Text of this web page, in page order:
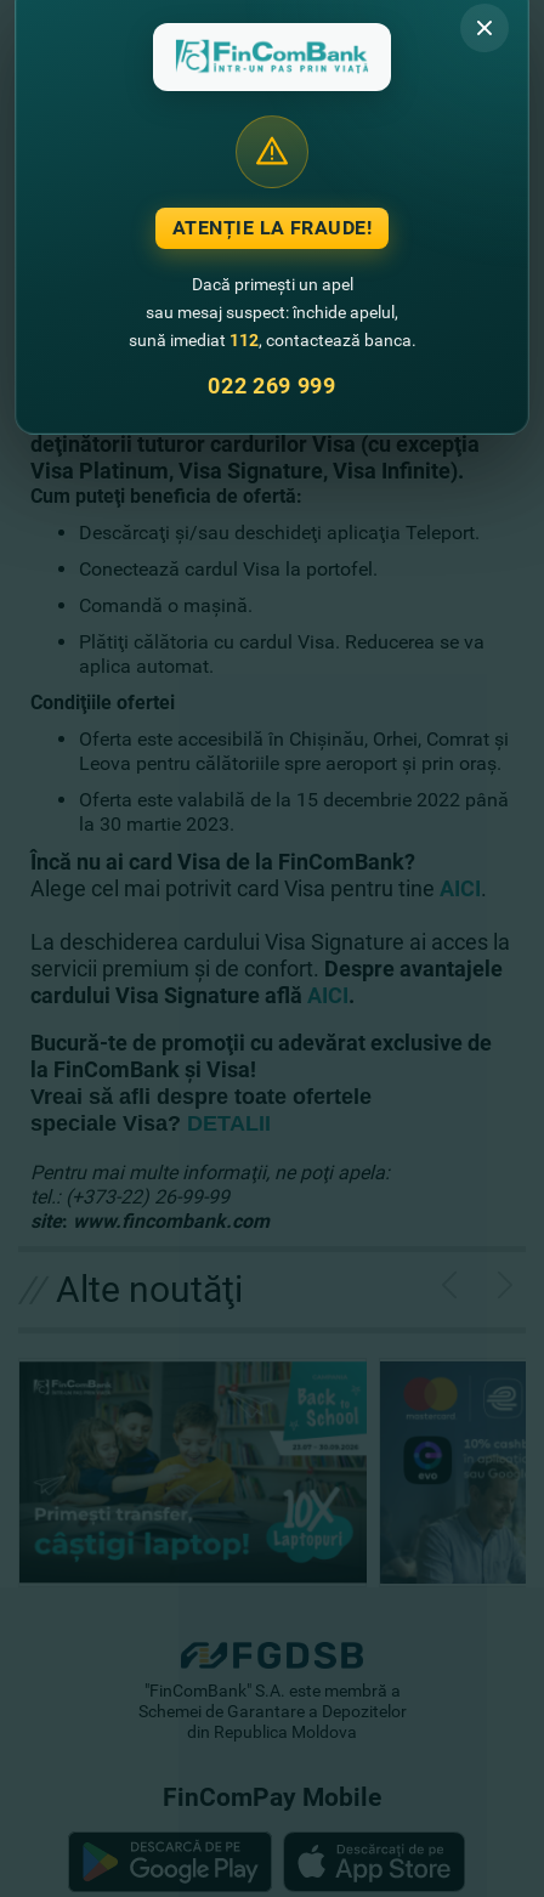
ianuarie 2023 sau până la epuizarea fondului
Comandă-ţi un taxi Teleport şi primeşte o reducere
pentru călătorie la plată cu cardul Visa.
Acum a devenit mai comod să te deplasezi prin oraş, dar
Comandă-ţi un taxi prin aplicaţia Teleport, plăteşte cu
cardurile Visa de la FinComBank şi beneficiază de:
- 50% reducere la călătoriile spre aeroport cu
cardurile Visa Premium de la FinComBank;
cardurile Visa Premium de la FinComBank;
deţinătorii tuturor cardurilor Visa (cu excepţia
Visa Platinum, Visa Signature, Visa Infinite).
Cum puteţi beneficia de ofertă:
Descărcaţi şi/sau deschideţi aplicaţia Teleport.
Conectează cardul Visa la portofel.
Comandă o maşină.
Plătiţi călătoria cu cardul Visa. Reducerea se va
aplica automat.
Condiţiile ofertei
Oferta este accesibilă în Chişinău, Orhei, Comrat şi
Leova pentru călătoriile spre aeroport şi prin oraş.
Oferta este valabilă de la 15 decembrie 2022 până
la 30 martie 2023.
Încă nu ai card Visa de la FinComBank?
Alege cel mai potrivit card Visa pentru tine AICI.
La deschiderea cardului Visa Signature ai acces la
servicii premium şi de confort. Despre avantajele
cardului Visa Signature află AICI.
Bucură-te de promoţii cu adevărat exclusive de
la FinComBank şi Visa!
Vreai să afli despre toate ofertele
speciale Visa? DETALII
Pentru mai multe informaţii, ne poţi apela:
tel.: (+373-22) 26-99-99
site: www.fincombank.com
Alte noutăţi
"FinComBank" S.A. este membră a
Schemei de Garantare a Depozitelor
din Republica Moldova
FinComPay Mobile
ATENȚIE LA FRAUDE!
Dacă primești un apel
sau mesaj suspect: închide apelul,
sună imediat 112, contactează banca.
022 269 999